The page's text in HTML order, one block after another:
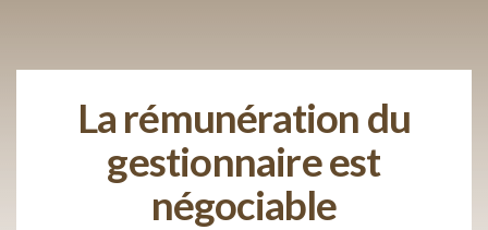
La rémunération du
gestionnaire est
négociable